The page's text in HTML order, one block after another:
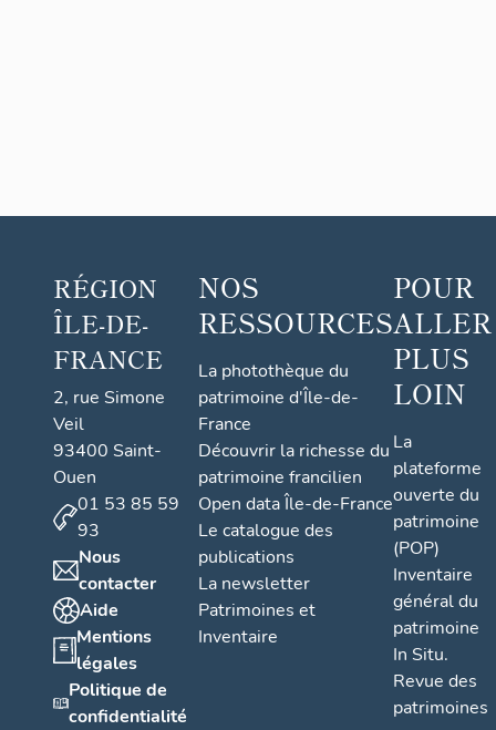
RÉGION
ÎLE-DE-
FRANCE
2, rue Simone
Veil
93400 Saint-
Ouen
01 53 85 59
93
Nous
contacter
Aide
Mentions
légales
Politique de
confidentialité
NOS
RESSOURCES
La photothèque du
patrimoine d'Île-de-
France
Découvrir la richesse du
patrimoine francilien
Open data Île-de-France
Le catalogue des
publications
La newsletter
Patrimoines et
Inventaire
POUR
ALLER
PLUS
LOIN
La
plateforme
ouverte du
patrimoine
(POP)
Inventaire
général du
patrimoine
In Situ.
Revue des
patrimoines